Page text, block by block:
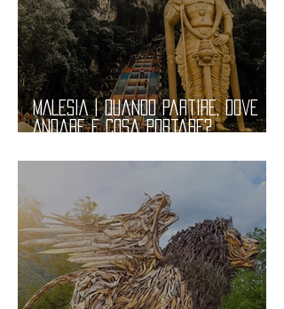
MALESIA | Quando Partire, Dove
Andare e Cosa Portare?